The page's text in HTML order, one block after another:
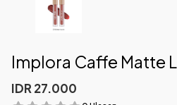
Implora Caffe Matte
IDR 27.000